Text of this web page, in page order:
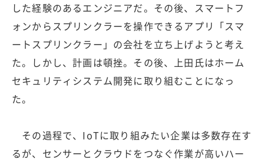
した経験のあるエンジニアだ。その後、スマートフ
ォンからスプリンクラーを操作できるアプリ「スマ
ートスプリンクラー」の会社を立ち上げようと考え
た。しかし、計画は頓挫。その後、上田氏はホーム
セキュリティシステム開発に取り組むことになっ
た。
その過程で、IoTに取り組みたい企業は多数存在す
るが、センサーとクラウドをつなぐ作業が高いハー